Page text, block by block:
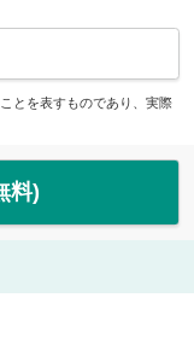
とを表すものであり、実際
料)